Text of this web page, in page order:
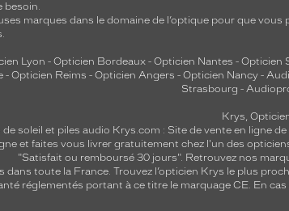
besoin.
marques dans le domaine de l’optique pour que
Lyon - Opticien Bordeaux - Opticien Nantes - Opticien
- Opticien Reims - Opticien Angers - Opticien Nancy -
Strasbourg -
Krys,
de soleil et piles audio Krys.com : Site de vente en ligne
et faites vous livrer gratuitement chez l'un des
"Satisfait ou remboursé 30 jours". Retrouvez nos
dans toute la France. Trouvez l’opticien Krys le plus
réglementés portant à ce titre le marquage CE. En